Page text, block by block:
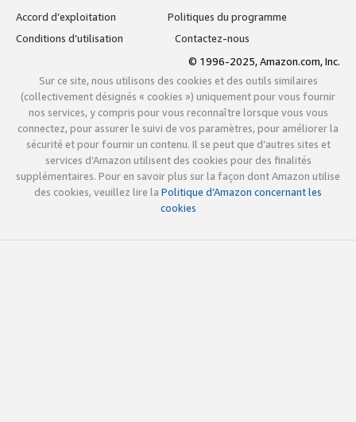
Accord d’exploitation
Politiques du programme
Conditions d’utilisation
Contactez-nous
© 1996-2025, Amazon.com, Inc.
Sur ce site, nous utilisons des cookies et des outils similaires
(collectivement désignés « cookies ») uniquement pour vous fournir
nos services, y compris pour vous reconnaître lorsque vous vous
connectez, pour assurer le suivi de vos paramètres, pour améliorer la
sécurité et pour fournir un contenu. Il se peut que d’autres sites et
services d’Amazon utilisent des cookies pour des finalités
supplémentaires. Pour en savoir plus sur la façon dont Amazon utilise
des cookies, veuillez lire la Politique d’Amazon concernant les
cookies